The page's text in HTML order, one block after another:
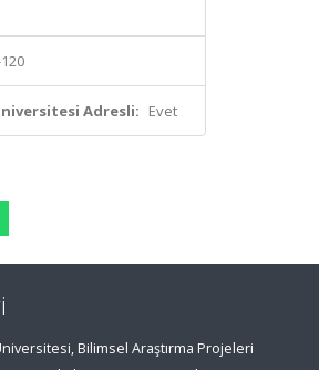
Adresli: Evet
Bilimsel Araştırma Projeleri